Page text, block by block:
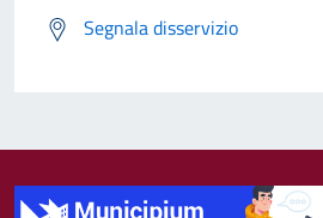
Segnala disservizio